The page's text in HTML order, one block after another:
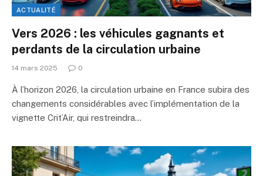
ACTUALITÉ
Vers 2026 : les véhicules gagnants et
perdants de la circulation urbaine
14 mars 2025 0
À l’horizon 2026, la circulation urbaine en France subira des
changements considérables avec l’implémentation de la
vignette Crit’Air, qui restreindra…